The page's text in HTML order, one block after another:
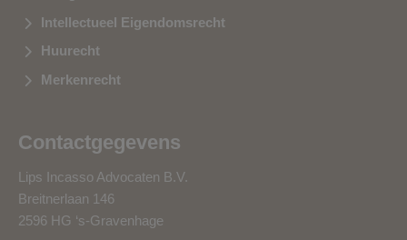
Intellectueel Eigendomsrecht
Huurecht
Merkenrecht
Contactgegevens
Lips Incasso Advocaten B.V.
Breitnerlaan 146
2596 HG ‘s-Gravenhage